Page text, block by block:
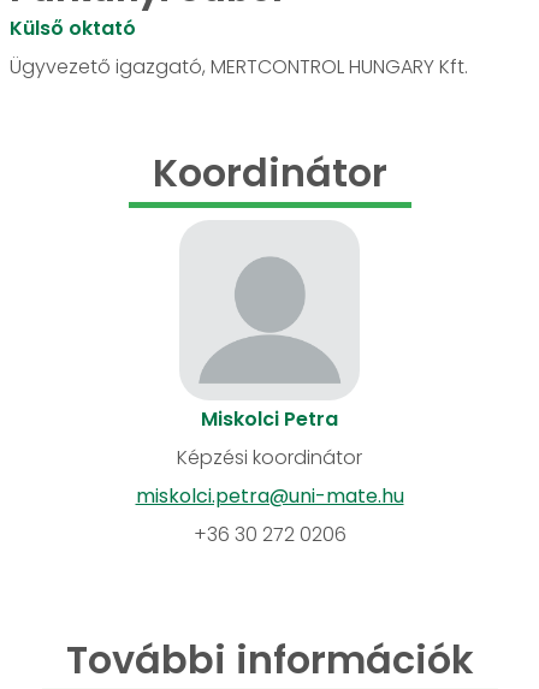
Külső oktató
Ügyvezető igazgató, MERTCONTROL HUNGARY Kft.
Koordinátor
Miskolci Petra
Képzési koordinátor
miskolci.petra@uni-mate.hu
+36 30 272 0206
További információk